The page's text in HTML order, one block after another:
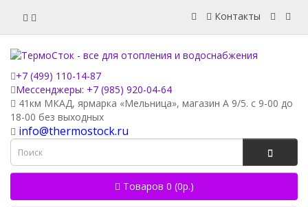
Контакты
+7 (499) 110-14-87
Мессенджеры: +7 (985) 920-04-64
41км МКАД, ярмарка «Мельница», магазин А 9/5. с 9-00 до
18-00 без выходных
info@thermostock.ru
Товаров 0 (0р.)